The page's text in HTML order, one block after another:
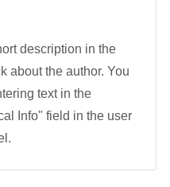
description in the
about the author. You
text in the
Info" field in the user